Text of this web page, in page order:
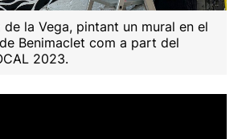
la Vega, pintant un mural en el
Benimaclet com a part del
2023.